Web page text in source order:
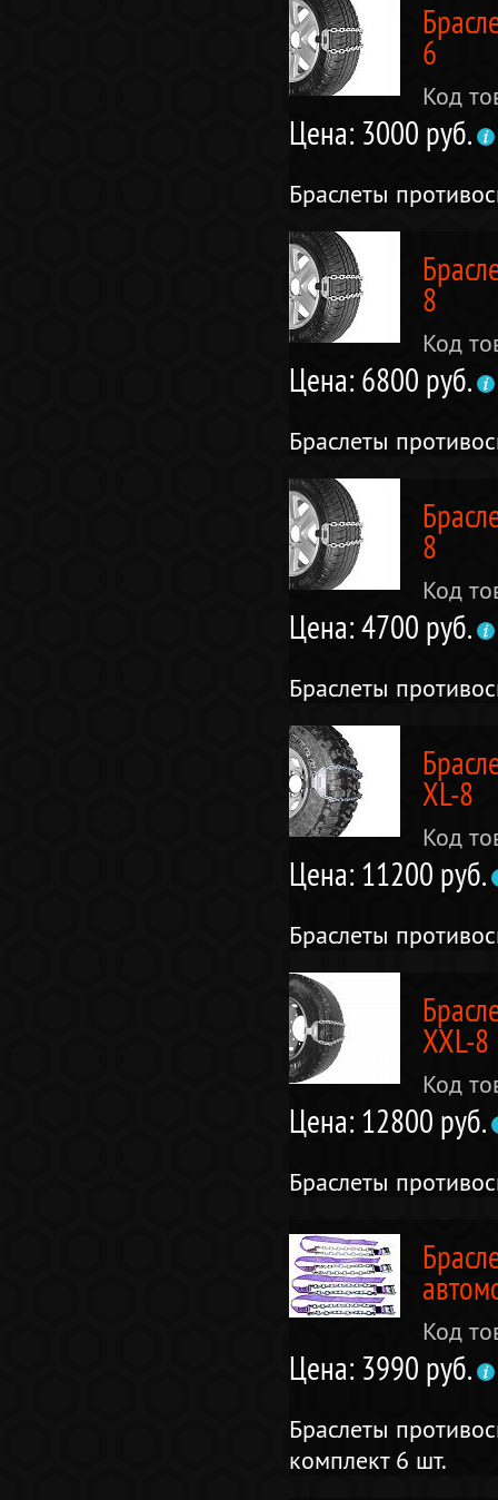
6
Код
Цена: 3000 руб.
Браслеты
8
Код
Цена: 6800 руб.
Браслеты
8
Код
Цена: 4700 руб.
Браслеты
XL-8
Код
Цена: 11200 руб.
Браслеты
XXL-8
Код
Цена: 12800 руб.
Браслеты
Код
Цена: 3990 руб.
Браслеты
комплект 6 шт.